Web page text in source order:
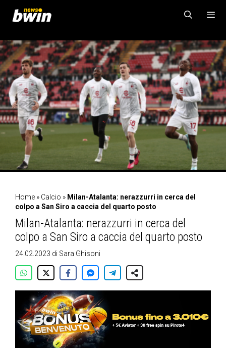
contenuto
MENU
Home » Calcio » Milan-Atalanta: nerazzurri in cerca del
colpo a San Siro a caccia del quarto posto
Milan-Atalanta: nerazzurri in cerca del
colpo a San Siro a caccia del quarto posto
24.02.2023 di Sara Ghisoni